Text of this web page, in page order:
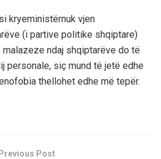
si kryeministërnuk vjen
(i partive politike shqiptare)
malazeze ndaj shqiptarëve do të
personale, siç mund të jetë edhe
thellohet edhe më tepër.
Previous Post